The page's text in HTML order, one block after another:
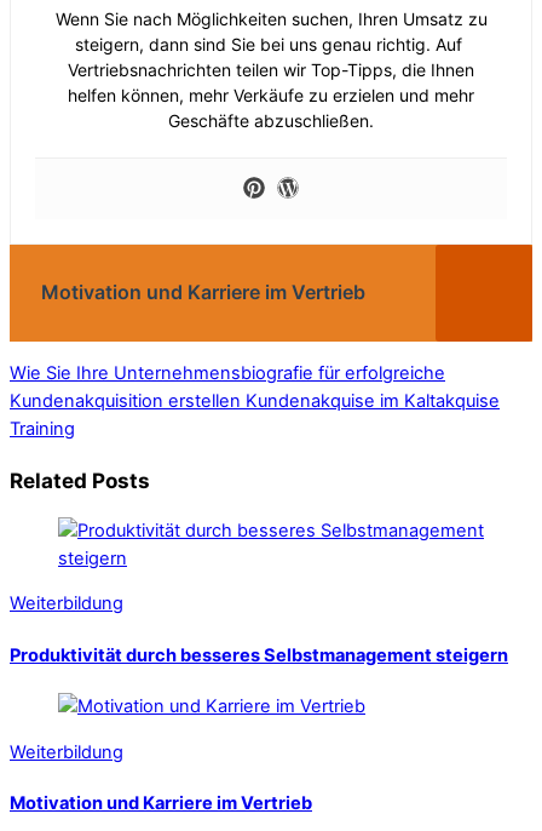
Wenn Sie nach Möglichkeiten suchen, Ihren Umsatz zu
steigern, dann sind Sie bei uns genau richtig. Auf
Vertriebsnachrichten teilen wir Top-Tipps, die Ihnen
helfen können, mehr Verkäufe zu erzielen und mehr
Geschäfte abzuschließen.
Motivation und Karriere im Vertrieb
Wie Sie Ihre Unternehmensbiografie für erfolgreiche
Kundenakquisition erstellen Kundenakquise im Kaltakquise
Training
Related Posts
Weiterbildung
Produktivität durch besseres Selbstmanagement steigern
Weiterbildung
Motivation und Karriere im Vertrieb